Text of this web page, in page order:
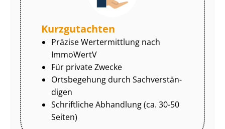
Kurzgutachten
Präzise Wertermittlung nach
ImmoWertV
Für private Zwecke
Ortsbegehung durch Sach­ver­stän­
di­gen
Schriftliche Abhandlung (ca. 30-50
Seiten)